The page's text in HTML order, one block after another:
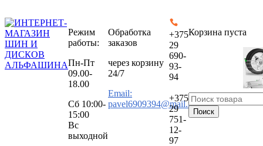
Режим
работы:
Пн-Пт
09.00-
18.00
Сб 10:00-
15:00
Вс
выходной
Обработка
заказов
через корзину
24/7
Email:
pavel6909394@mail.ru
+375
29
690-
93-
94
+375
29
751-
12-
97
Корзина пуста
Поиск